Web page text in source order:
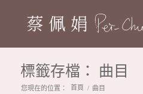
標籤存檔： 曲目
您現在的位置： 首頁 / 曲目